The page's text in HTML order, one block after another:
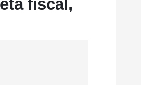
fiscal,